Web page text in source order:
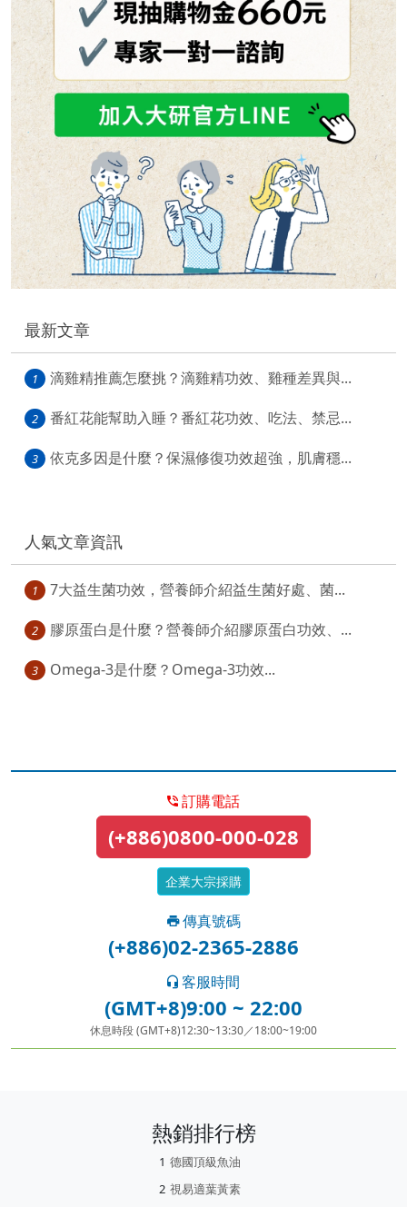
最新文章
1 滴雞精推薦怎麼挑？滴雞精功效、雞種差異與...
2 番紅花能幫助入睡？番紅花功效、吃法、禁忌...
3 依克多因是什麼？保濕修復功效超強，肌膚穩...
人氣文章資訊
1 7大益生菌功效，營養師介紹益生菌好處、菌...
2 膠原蛋白是什麼？營養師介紹膠原蛋白功效、...
3 Omega-3是什麼？Omega-3功效...
訂購電話
(+886)0800-000-028
企業大宗採購
傳真號碼
(+886)02-2365-2886
客服時間
(GMT+8)9:00 ~ 22:00
休息時段 (GMT+8)12:30~13:30／18:00~19:00
熱銷排行榜
德國頂級魚油
視易適葉黃素